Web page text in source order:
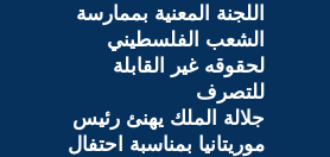
اللجنة المعنية بممارسة
الشعب الفلسطيني
لحقوقه غير القابلة
للتصرف
جلالة الملك يهنئ رئيس
موريتانيا بمناسبة احتفال